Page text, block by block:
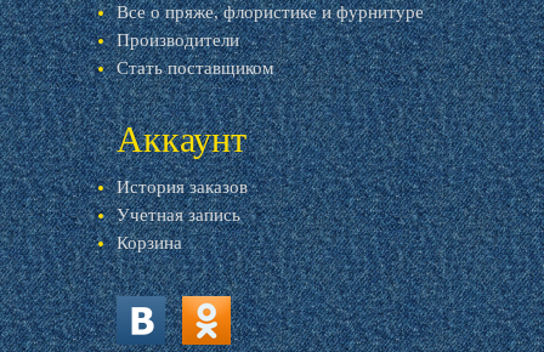
Все о пряже, флористике и фурнитуре
Производители
Стать поставщиком
Аккаунт
История заказов
Учетная запись
Корзина